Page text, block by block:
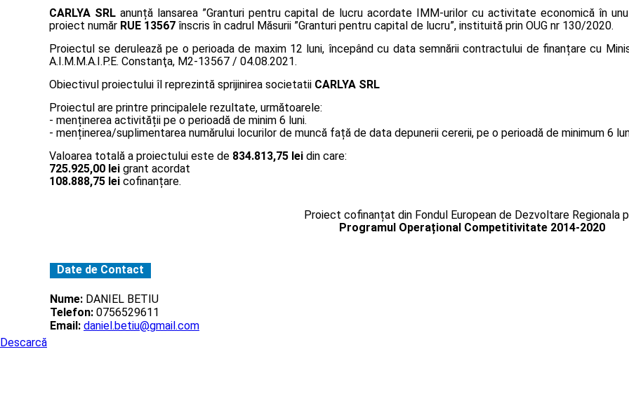
CARLYA SRLanunță lansarea ”Granturi pentru capital de lucru acordate IMM-urilor cu activitate economică în
proiect număr RUE 13567 înscris în cadrul Măsurii ”Granturi pentru capital de lucru”, instituită prin OUG nr 130/2020.
Proiectul se derulează pe o perioada de maxim 12 luni, începând cu data semnării contractului de finanțare cu
A.I.M.M.A.I.P.E. Constanţa, M2-13567 / 04.08.2021.
Obiectivul proiectului îl reprezintă sprijinirea societatii CARLYA SRL
Proiectul are printre principalele rezultate, următoarele:
- menținerea activității pe o perioadă de minim 6 luni.
- menținerea/suplimentarea numărului locurilor de muncă față de data depunerii cererii, pe o perioadă de minimum 6
Valoarea totală a proiectului este de 834.813,75 lei din care:
725.925,00 lei grant acordat
108.888,75 lei cofinanțare.
Proiect cofinanțat din Fondul European de Dezvoltare Regionala
Programul Operațional Competitivitate 2014-2020
Date de Contact
Nume: DANIEL BETIU
Telefon: 0756529611
Email: daniel.betiu@gmail.com
Descarcă